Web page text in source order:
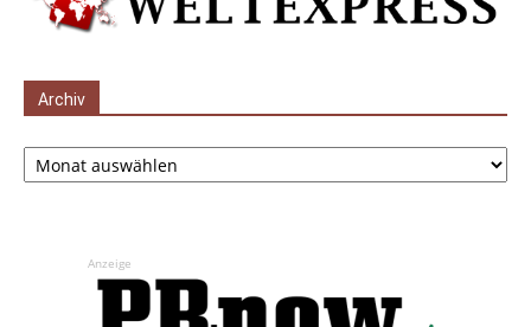
Archiv
Archiv
Anzeige